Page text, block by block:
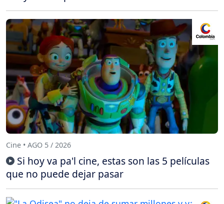
Cine • AGO 5 / 2026
Si hoy va pa'l cine, estas son las 5 películas
que no puede dejar pasar